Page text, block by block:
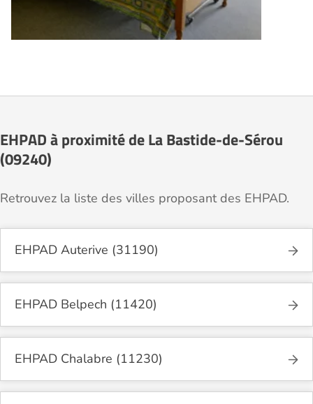
EHPAD à proximité de La Bastide-de-Sérou
(09240)
Retrouvez la liste des villes proposant des EHPAD.
EHPAD Auterive (31190)
EHPAD Belpech (11420)
EHPAD Chalabre (11230)